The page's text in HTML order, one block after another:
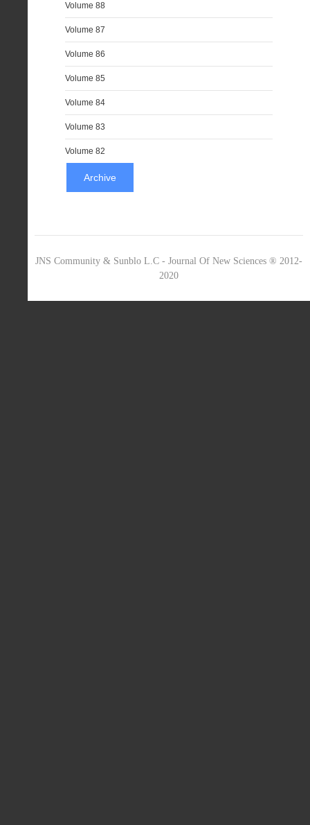
Volume 88
Volume 87
Volume 86
Volume 85
Volume 84
Volume 83
Volume 82
Archive
JNS Community & Sunblo L.C - Journal Of New Sciences ® 2012-
2020